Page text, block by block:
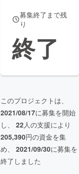
募集終了まで残
り
終了
このプロジェクトは、
2021/08/17に募集を開始
し、 22人の支援により
205,390円の資金を集
め、 2021/09/30に募集を
終了しました